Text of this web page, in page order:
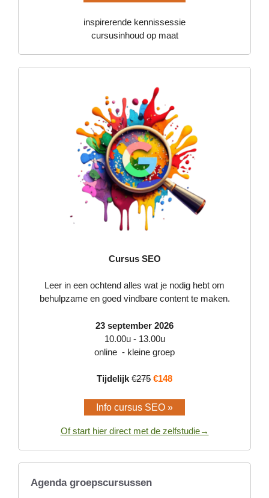
inspirerende kennissessie
cursusinhoud op maat
Cursus SEO
Leer in een ochtend alles wat je nodig hebt om
behulpzame en goed vindbare content te maken.
23 september 2026
10.00u - 13.00u
online - kleine groep
Tijdelijk €275 €148
Info cursus SEO »
Of start hier direct met de zelfstudie→
Agenda groepscursussen